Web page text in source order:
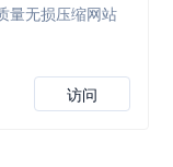
量无损压缩网站
访问